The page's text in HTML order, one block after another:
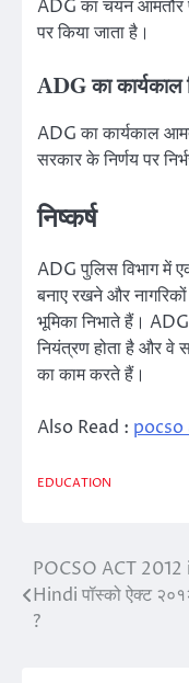
ADG का चयन आमतौर
पर किया जाता है।
ADG का कार्यकाल
ADG का कार्यकाल
सरकार के निर्णय पर
निष्कर्ष
ADG पुलिस विभाग में
बनाए रखने और
भूमिका निभाते हैं।
नियंत्रण होता है और वे
का काम करते हैं।
Also Read :
EDUCATION
Post
navigation
POCSO ACT 2012
Hindi पॉस्को ऐक्ट
?